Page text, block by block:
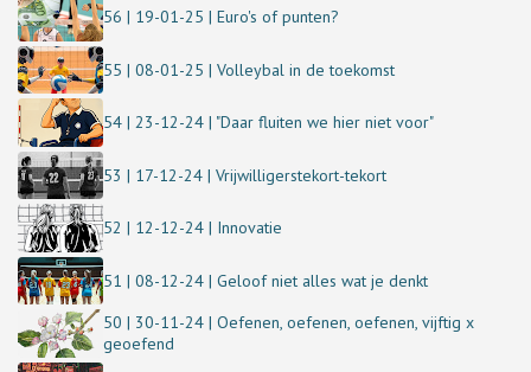
56 | 19-01-25 | Euro's of punten?
55 | 08-01-25 | Volleybal in de toekomst
54 | 23-12-24 | "Daar fluiten we hier niet voor"
53 | 17-12-24 | Vrijwilligerstekort-tekort
52 | 12-12-24 | Innovatie
51 | 08-12-24 | Geloof niet alles wat je denkt
50 | 30-11-24 | Oefenen, oefenen, oefenen, vijftig x
geoefend